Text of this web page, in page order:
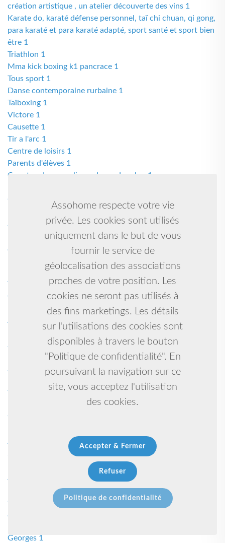
Assohome respecte votre vie
privée. Les cookies sont utilisés
uniquement dans le but de vous
fournir le service de
géolocalisation des associations
proches de votre position. Les
cookies ne seront pas utilisés à
des fins marketings. Les détails
sur l'utilisations des cookies sont
disponibles à travers le bouton
"Politique de confidentialité". En
poursuivant la navigation sur ce
site, vous acceptez l'utilisation
des cookies.
Accepter & Fermer
Refuser
Politique de confidentialité
création artistique , un atelier découverte des vins 1
Karate do, karaté défense personnel, taï chi chuan, qi gong,
para karaté et para karaté adapté, sport santé et sport bien
être 1
Triathlon 1
Mma kick boxing k1 pancrace 1
Tous sport 1
Danse contemporaine rurbaine 1
Taïboxing 1
Victore 1
Causette 1
Tir a l'arc 1
Centre de loisirs 1
Parents d'élèves 1
Country, danse en ligne, danse de salon 1
Cosmopolitan club de taverny 1
Assistante 1
Humanitaire et culturelle 1
Anglais sportif multisports 1
Boxe française ; kick-boxing 1
Tennis de table gilles de retz 1
Gymnastique artistique féminine et baby gym 1
Natation synchronisée 1
Abel 1
Jiu jitsu brésilien, grappling 1
Asbl 1
Volley-ball 1
Promouvoir les actions pour garantir un meilleur avenir à
tous 1
Salle de sport 1
Aïkido yoga chinois taichi 1
Kick boxing, muaythai, mma 1
Grandidier 1
Arts martiaux 1
Georges 1